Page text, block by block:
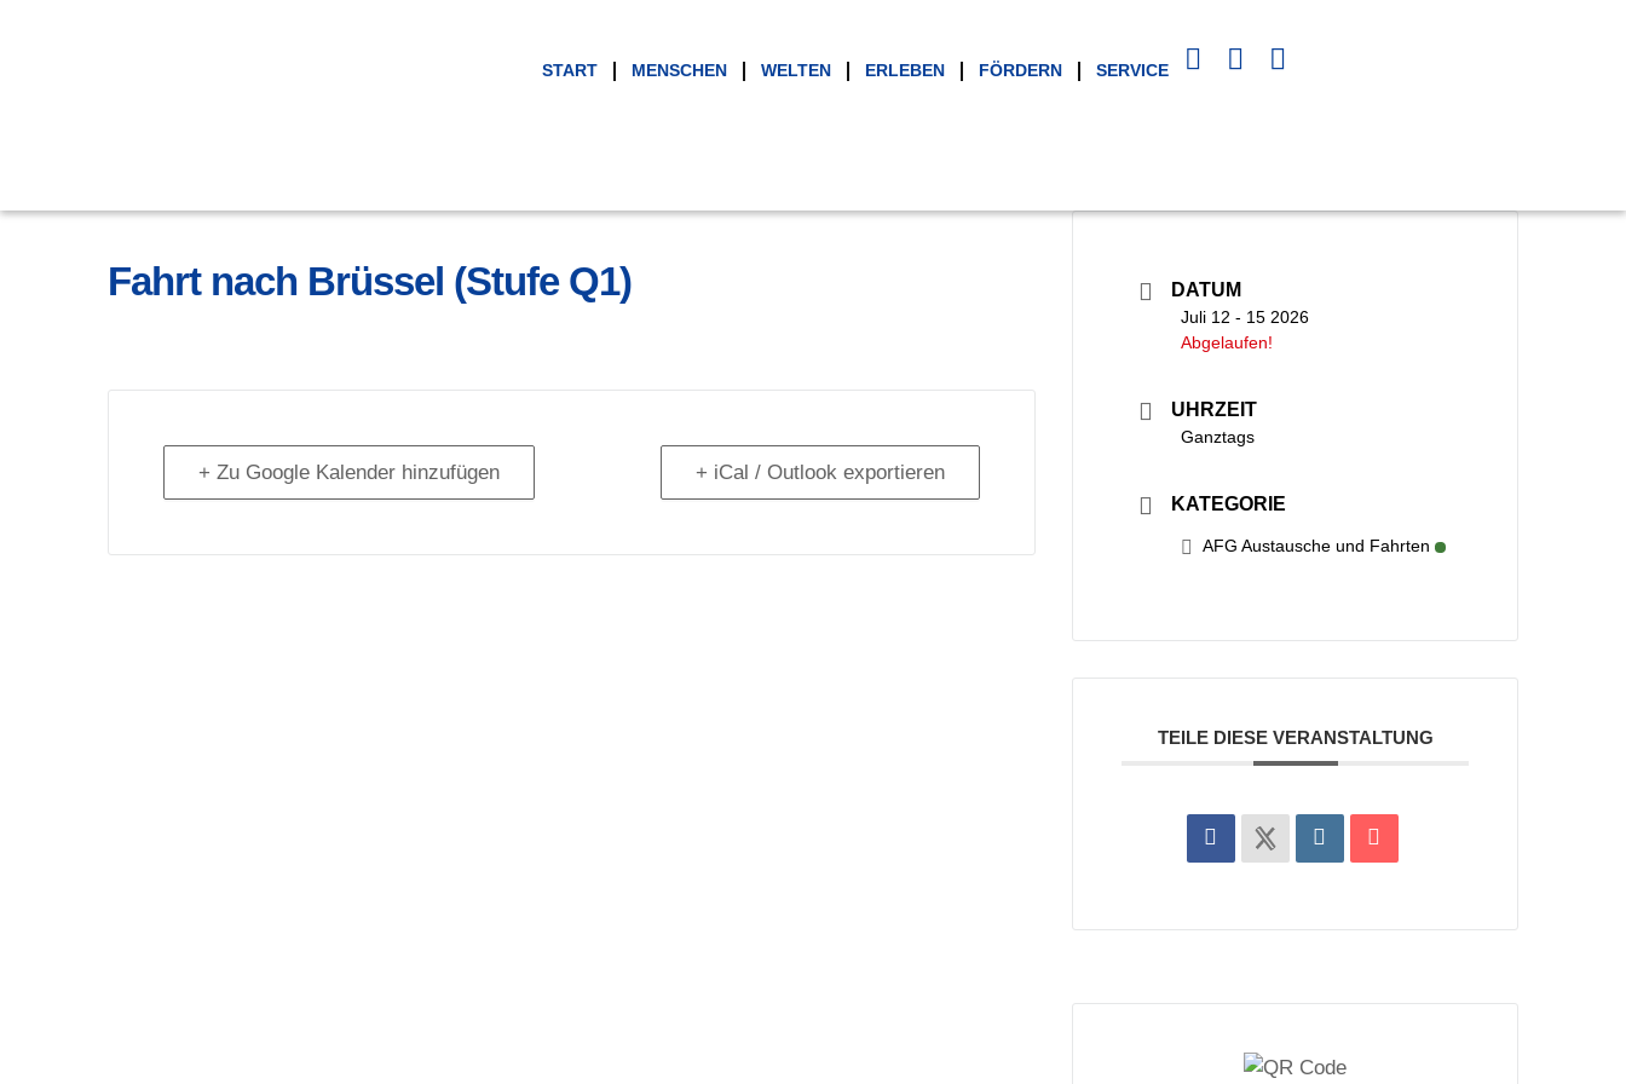
START MENSCHEN WELTEN ERLEBEN FÖRDERN SERVICE
Fahrt nach Brüssel (Stufe Q1)
+ Zu Google Kalender hinzufügen + iCal / Outlook exportieren
DATUM
Juli 12 - 15 2026
Abgelaufen!
UHRZEIT
Ganztags
KATEGORIE
AFG Austausche und Fahrten
TEILE DIESE VERANSTALTUNG